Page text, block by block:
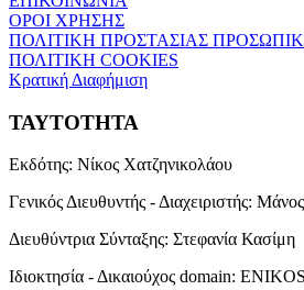
ΟΡΟΙ ΧΡΗΣΗΣ
ΠΟΛΙΤΙΚΗ ΠΡΟΣΤΑΣΙΑΣ
ΠΟΛΙΤΙΚΗ COOKIES
Κρατική Διαφήμιση
ΤΑΥΤΟΤΗΤΑ
Εκδότης: Νίκος Χατζηνικολάου
Γενικός Διευθυντής - Διαχειριστής:
Διευθύντρια Σύνταξης: Στεφανία Κασίμη
Ιδιοκτησία - Δικαιούχος domain: